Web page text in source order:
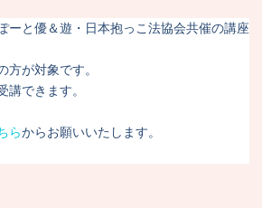
ーと優＆遊・日本抱っこ法協会共催の講座
方が対象です。
講できます。
らからお願いいたします。